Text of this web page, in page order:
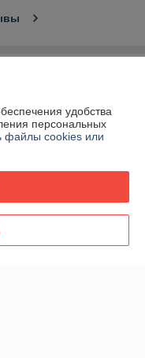
удобства
персональных
файлы cookies или